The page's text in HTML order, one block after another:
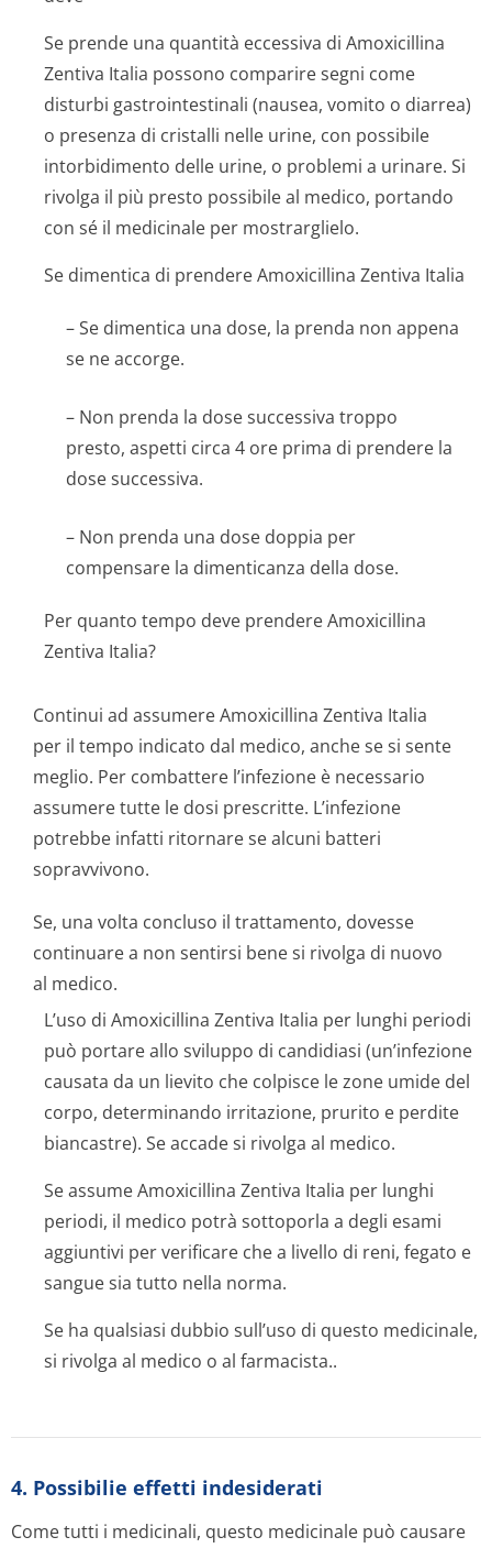
Se prende una quantità eccessiva di Amoxicillina
Zentiva Italia possono comparire segni come
disturbi gastrointestinali (nausea, vomito o diarrea)
o presenza di cristalli nelle urine, con possibile
intorbidimento delle urine, o problemi a urinare. Si
rivolga il più presto possibile al medico, portando
con sé il medicinale per mostrarglielo.
Se dimentica di prendere Amoxicillina Zentiva Italia
– Se dimentica una dose, la prenda non appena
se ne accorge.
– Non prenda la dose successiva troppo
presto, aspetti circa 4 ore prima di prendere la
dose successiva.
– Non prenda una dose doppia per
compensare la dimenticanza della dose.
Per quanto tempo deve prendere Amoxicillina
Zentiva Italia?
Continui ad assumere Amoxicillina Zentiva Italia
per il tempo indicato dal medico, anche se si sente
meglio. Per combattere l’infezione è necessario
assumere tutte le dosi prescritte. L’infezione
potrebbe infatti ritornare se alcuni batteri
sopravvivono.
Se, una volta concluso il trattamento, dovesse
continuare a non sentirsi bene si rivolga di nuovo
al medico.
L’uso di Amoxicillina Zentiva Italia per lunghi periodi
può portare allo sviluppo di candidiasi (un’infezione
causata da un lievito che colpisce le zone umide del
corpo, determinando irritazione, prurito e perdite
biancastre). Se accade si rivolga al medico.
Se assume Amoxicillina Zentiva Italia per lunghi
periodi, il medico potrà sottoporla a degli esami
aggiuntivi per verificare che a livello di reni, fegato e
sangue sia tutto nella norma.
Se ha qualsiasi dubbio sull’uso di questo medicinale,
si rivolga al medico o al farmacista..
4. Possibilie effetti indesiderati
Come tutti i medicinali, questo medicinale può causare